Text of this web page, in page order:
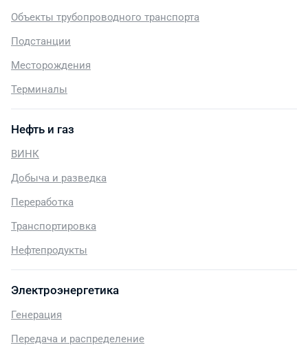
Объекты трубопроводного транспорта
Подстанции
Месторождения
Терминалы
Нефть и газ
ВИНК
Добыча и разведка
Переработка
Транспортировка
Нефтепродукты
Электроэнергетика
Генерация
Передача и распределение